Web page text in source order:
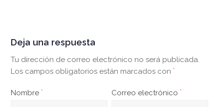
Deja una respuesta
Tu dirección de correo electrónico no será publicada.
Los campos obligatorios están marcados con *
Nombre * Correo electrónico *